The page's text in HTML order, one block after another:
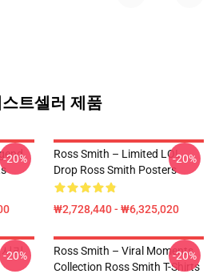
트셀러 제품
-20%
Ross Smith – Limited LOL
Drop Ross Smith Posters
₩2,728,440 - ₩6,325,020
-20%
리
-20%
Ross Smith – Viral Moments
Collection Ross Smith T-Shirts
-20%